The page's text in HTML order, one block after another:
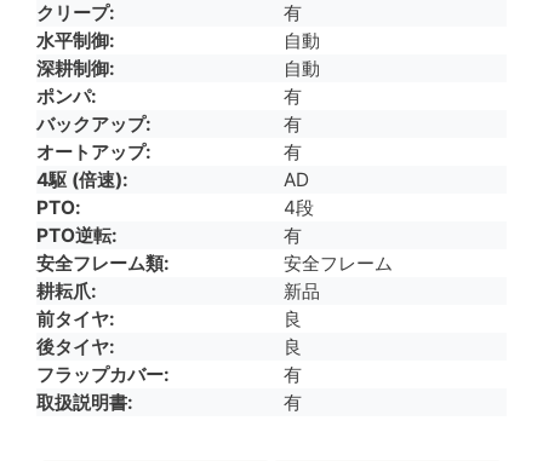
クリープ
有
水平制御
自動
深耕制御
自動
ポンパ
有
バックアップ
有
オートアップ
有
4駆 (倍速)
AD
PTO
4段
PTO逆転
有
安全フレーム類
安全フレーム
耕耘爪
新品
前タイヤ
良
後タイヤ
良
フラップカバー
有
取扱説明書
有